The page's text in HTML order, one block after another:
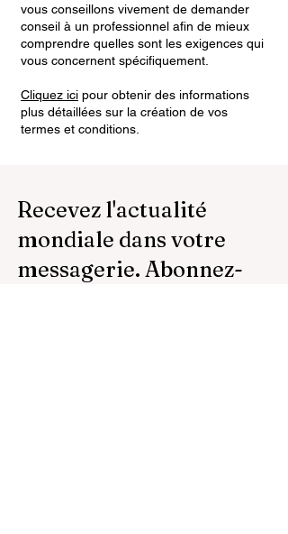
vous conseillons vivement de demander
conseil à un professionnel afin de mieux
comprendre quelles sont les exigences qui
vous concernent spécifiquement.
Cliquez ici pour obtenir des informations
plus détaillées sur la création de vos
termes et conditions.
Recevez l'actualité
mondiale dans votre
messagerie. Abonnez-